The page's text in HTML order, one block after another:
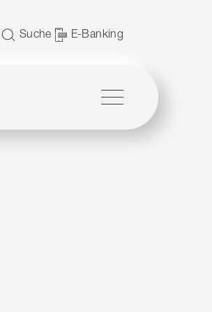
Suche E-Banking